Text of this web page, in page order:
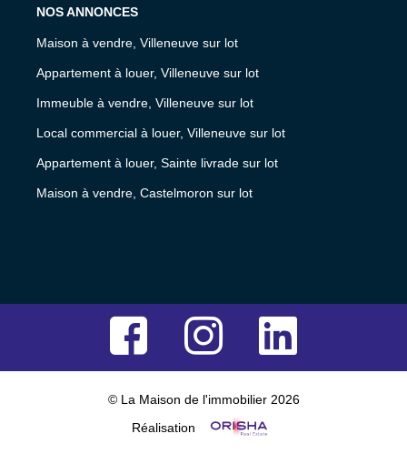
NOS ANNONCES
Maison à vendre, Villeneuve sur lot
Appartement à louer, Villeneuve sur lot
Immeuble à vendre, Villeneuve sur lot
Local commercial à louer, Villeneuve sur lot
Appartement à louer, Sainte livrade sur lot
Maison à vendre, Castelmoron sur lot
© La Maison de l'immobilier 2026
Réalisation